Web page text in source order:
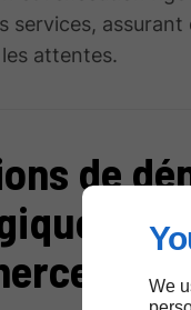
We
services, assurant
attentes.
de
à